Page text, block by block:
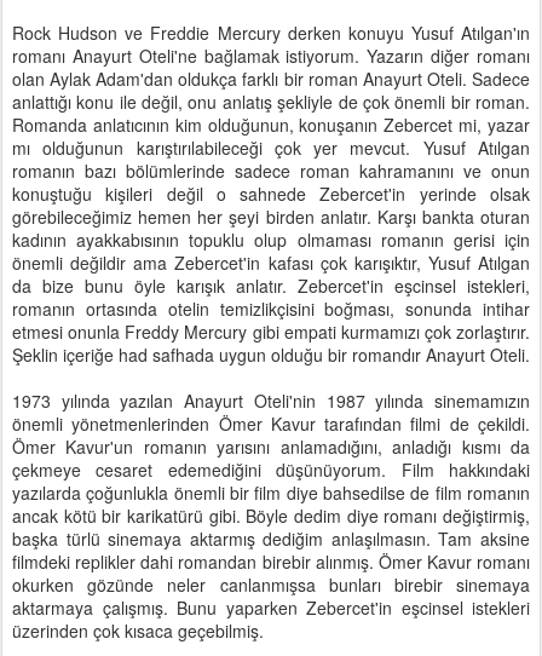
Rock Hudson ve Freddie Mercury derken konuyu Yusuf Atılgan'ın
romanı Anayurt Oteli'ne bağlamak istiyorum. Yazarın diğer romanı
olan Aylak Adam'dan oldukça farklı bir roman Anayurt Oteli. Sadece
anlattığı konu ile değil, onu anlatış şekliyle de çok önemli bir roman.
Romanda anlatıcının kim olduğunun, konuşanın Zebercet mi, yazar
mı olduğunun karıştırılabileceği çok yer mevcut. Yusuf Atılgan
romanın bazı bölümlerinde sadece roman kahramanını ve onun
konuştuğu kişileri değil o sahnede Zebercet'in yerinde olsak
görebileceğimiz hemen her şeyi birden anlatır. Karşı bankta oturan
kadının ayakkabısının topuklu olup olmaması romanın gerisi için
önemli değildir ama Zebercet'in kafası çok karışıktır, Yusuf Atılgan
da bize bunu öyle karışık anlatır. Zebercet'in eşcinsel istekleri,
romanın ortasında otelin temizlikçisini boğması, sonunda intihar
etmesi onunla Freddy Mercury gibi empati kurmamızı çok zorlaştırır.
Şeklin içeriğe had safhada uygun olduğu bir romandır Anayurt Oteli.
1973 yılında yazılan Anayurt Oteli'nin 1987 yılında sinemamızın
önemli yönetmenlerinden Ömer Kavur tarafından filmi de çekildi.
Ömer Kavur'un romanın yarısını anlamadığını, anladığı kısmı da
çekmeye cesaret edemediğini düşünüyorum. Film hakkındaki
yazılarda çoğunlukla önemli bir film diye bahsedilse de film romanın
ancak kötü bir karikatürü gibi. Böyle dedim diye romanı değiştirmiş,
başka türlü sinemaya aktarmış dediğim anlaşılmasın. Tam aksine
filmdeki replikler dahi romandan birebir alınmış. Ömer Kavur romanı
okurken gözünde neler canlanmışsa bunları birebir sinemaya
aktarmaya çalışmış. Bunu yaparken Zebercet'in eşcinsel istekleri
üzerinden çok kısaca geçebilmiş.